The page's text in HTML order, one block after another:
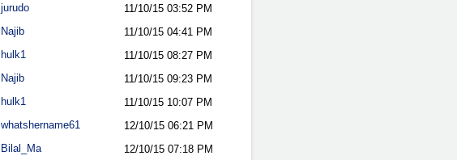
jurudo 11/10/15 03:52 PM
Najib 11/10/15 04:41 PM
hulk1 11/10/15 08:27 PM
Najib 11/10/15 09:23 PM
hulk1 11/10/15 10:07 PM
whatshername61 12/10/15 06:21 PM
Bilal_Ma 12/10/15 07:18 PM